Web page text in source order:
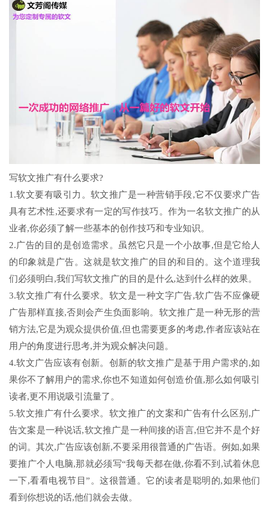
写软文推广有什么要求?
1.软文要有吸引力。软文推广是一种营销手段,它不仅要求广告
具有艺术性,还要求有一定的写作技巧。作为一名软文推广的从
业者,你必须了解一些基本的创作技巧和专业知识。
2.广告的目的是创造需求。虽然它只是一个小故事,但是它给人
的印象就是广告。这就是软文推广的目的和目的。这个道理我
们必须明白,我们写软文推广的目的是什么,达到什么样的效果。
3.软文推广有什么要求。软文是一种文字广告,软广告不应像硬
广告那样直接,否则会产生负面影响。软文推广是一种无形的营
销方法,它是为观众提供价值,但也需要更多的考虑,作者应该站在
用户的角度进行思考,并为观众解决问题。
4.软文广告应该有创新。创新的软文推广是基于用户需求的,如
果你不了解用户的需求,你也不知道如何创造价值,那么如何吸引
读者,更不用说吸引流量了。
5.软文推广有什么要求。软文推广的文案和广告有什么区别,广
告文案是一种说话,软文推广是一种间接的语言,但它并不是个好
的词。其次,广告应该创新,不要采用很普通的广告语。例如,如果
要推广个人电脑,那就必须写“我每天都在做,你看不到,试着休息
一下,看看电视节目”。这很普通。它的读者是聪明的,如果他们
看到你想说的话,他们就会去做。